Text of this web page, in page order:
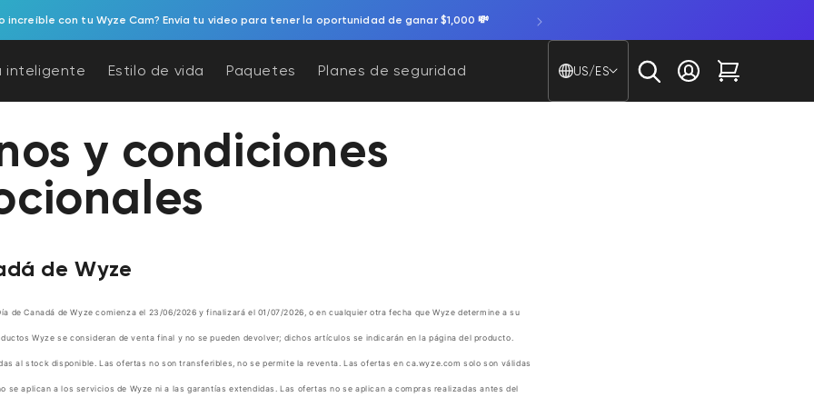
increíble con tu Wyze Cam? Envía tu video para tener la oportunidad de ganar $1,000 💸
inteligente Estilo de vida Paquetes Planes de seguridad
País/región - Idioma
US/ES
Iniciar sesión
Carrito
y condiciones
de Wyze
de Canadá de Wyze comienza el 23/06/2026 y finalizará el 01/07/2026, o en cualquier otra fecha que Wyze determine a su
Wyze se consideran de venta final y no se pueden devolver; dichos artículos se indicarán en la página del producto.
al stock disponible. Las ofertas no son transferibles, no se permite la reventa. Las ofertas en ca.wyze.com solo son válidas
se aplican a los servicios de Wyze ni a las garantías extendidas. Las ofertas no se aplican a compras realizadas antes del